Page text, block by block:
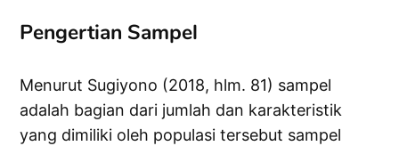
Pengertian Sampel
Menurut Sugiyono (2018, hlm. 81) sampel
adalah bagian dari jumlah dan karakteristik
yang dimiliki oleh populasi tersebut sampel